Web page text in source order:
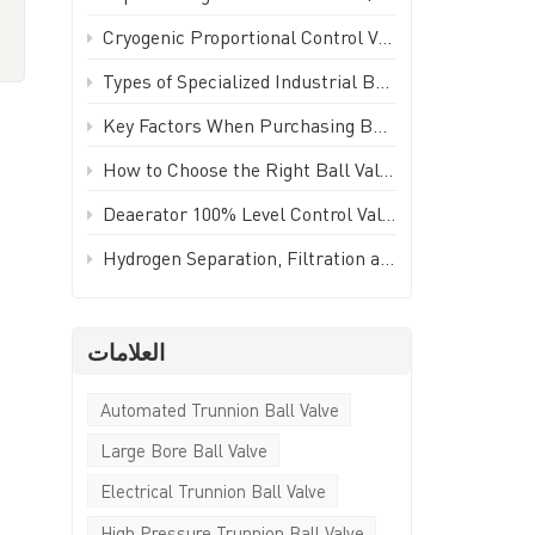
Polski
한국의
Tiếng Việt
Cryogenic Proportional Control Valve | Stainless Steel IP65 PWM Low Temperature Valve - GEKO Valve
Types of Specialized Industrial Ball Valves for Unique Piping Applications | GEKO Valve
Key Factors When Purchasing Ball Valves for Piping Systems | GEKO Valve
How to Choose the Right Ball Valve for Industrial Applications | GEKO Valve
Deaerator 100% Level Control Valve (LCV) - GEKO Valve
Hydrogen Separation, Filtration and Extraction Ball Valve
العلامات
Automated Trunnion Ball Valve
Large Bore Ball Valve
Electrical Trunnion Ball Valve